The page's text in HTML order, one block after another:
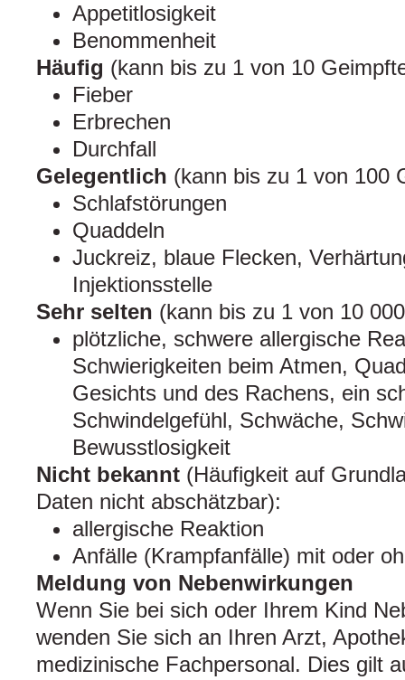
Appetitlosigkeit
Benommenheit
Häufig (kann bis zu 1 von 10
Fieber
Erbrechen
Durchfall
Gelegentlich (kann bis zu 1 von 100
Schlafstörungen
Quaddeln
Juckreiz, blaue Flecken,
Injektionsstelle
Sehr selten (kann bis zu 1 von 10
plötzliche, schwere allergische
Schwierigkeiten beim Atmen,
Gesichts und des Rachens, ein
Schwindelgefühl, Schwäche,
Bewusstlosigkeit
Nicht bekannt (Häufigkeit auf
Daten nicht abschätzbar):
allergische Reaktion
Anfälle (Krampfanfälle) mit oder
Meldung von Nebenwirkungen
Wenn Sie bei sich oder Ihrem Kind
wenden Sie sich an Ihren Arzt,
medizinische Fachpersonal. Dies gilt